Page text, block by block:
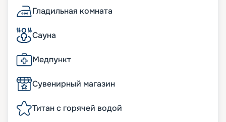
Гладильная комната
Сауна
Медпункт
Сувенирный магазин
Титан с горячей водой